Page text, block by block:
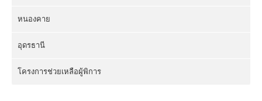
หนองคาย
อุดรธานี
โครงการช่วยเหลือผู้พิการ